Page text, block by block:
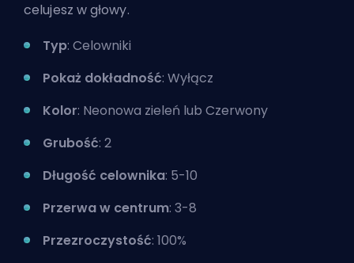
celujesz w głowy.
Typ: Celowniki
Pokaż dokładność: Wyłącz
Kolor: Neonowa zieleń lub Czerwony
Grubość: 2
Długość celownika: 5-10
Przerwa w centrum: 3-8
Przezroczystość: 100%